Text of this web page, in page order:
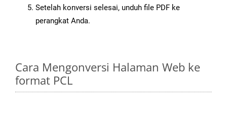
Setelah konversi selesai, unduh file PDF ke
perangkat Anda.
Cara Mengonversi Halaman Web ke
format PCL